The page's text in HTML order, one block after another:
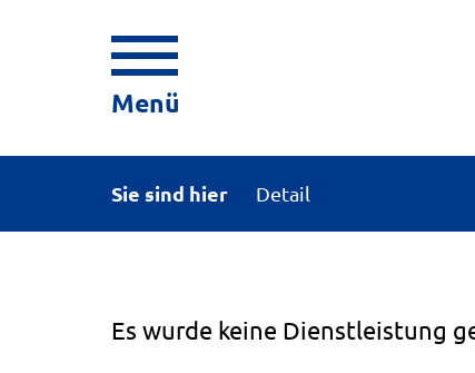
Menü
Sie sind hier Detail
Es wurde keine Dienstleistung